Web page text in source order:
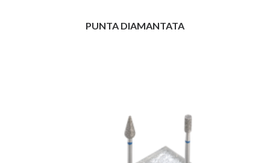
PUNTA DIAMANTATA